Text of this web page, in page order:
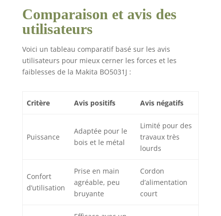
Comparaison et avis des
utilisateurs
Voici un tableau comparatif basé sur les avis
utilisateurs pour mieux cerner les forces et les
faiblesses de la Makita BO5031J :
Critère Avis positifs Avis négatifs
Puissance
Adaptée pour le
bois et le métal
Limité pour des
travaux très
lourds
Confort
d’utilisation
Prise en main
agréable, peu
bruyante
Cordon
d’alimentation
court